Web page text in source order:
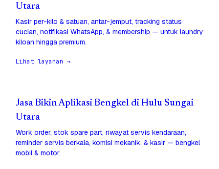
Utara
Kasir per-kilo & satuan, antar-jemput, tracking status
cucian, notifikasi WhatsApp, & membership — untuk laundry
kiloan hingga premium.
Lihat layanan →
Jasa Bikin Aplikasi Bengkel di Hulu Sungai
Utara
Work order, stok spare part, riwayat servis kendaraan,
reminder servis berkala, komisi mekanik, & kasir — bengkel
mobil & motor.